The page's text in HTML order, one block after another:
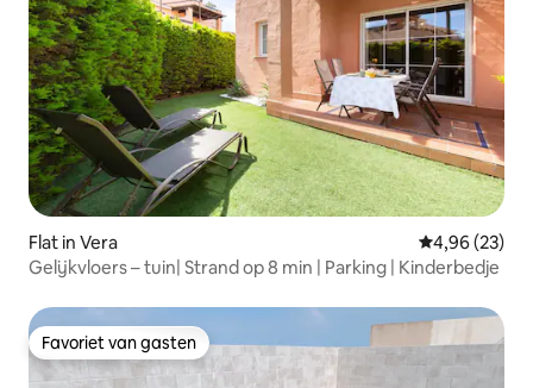
Flat in Vera Gemiddelde
4,96 (23)
Gelijkvloers – tuin| Strand op 8 min | Parking | Kinderbedje
Favoriet van gasten
Favoriet van gasten